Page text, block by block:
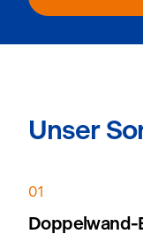
Unser
01